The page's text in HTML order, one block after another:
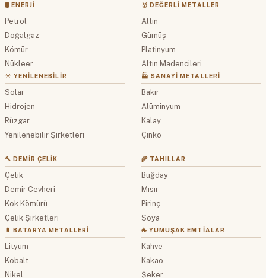
🛢 ENERJI
Petrol
Doğalgaz
Kömür
Nükleer
☀️ YENILENEBILIR
Solar
Hidrojen
Rüzgar
Yenilenebilir Şirketleri
🥇 DEĞERLI METALLER
Altın
Gümüş
Platinyum
Altın Madencileri
🏭 SANAYI METALLERI
Bakır
Alüminyum
Kalay
Çinko
🔨 DEMIR ÇELIK
Çelik
Demir Cevheri
Kok Kömürü
Çelik Şirketleri
🔋 BATARYA METALLERI
Lityum
Kobalt
Nikel
🌾 TAHILLAR
Buğday
Mısır
Pirinç
Soya
☕ YUMUŞAK EMTIALAR
Kahve
Kakao
Şeker